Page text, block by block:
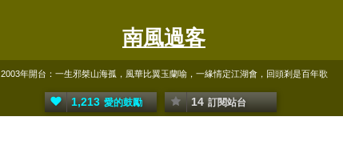
南風過客
2003年開台：一生邪桀山海孤，風華比翼玉蘭喻，一緣情定江湖會，回頭剎是百年歌
1,213 愛的鼓勵 14 訂閱站台